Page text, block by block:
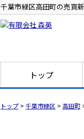
千葉市緑区高田町の売買
トップ
トップ > 千葉市緑区 > 高田町